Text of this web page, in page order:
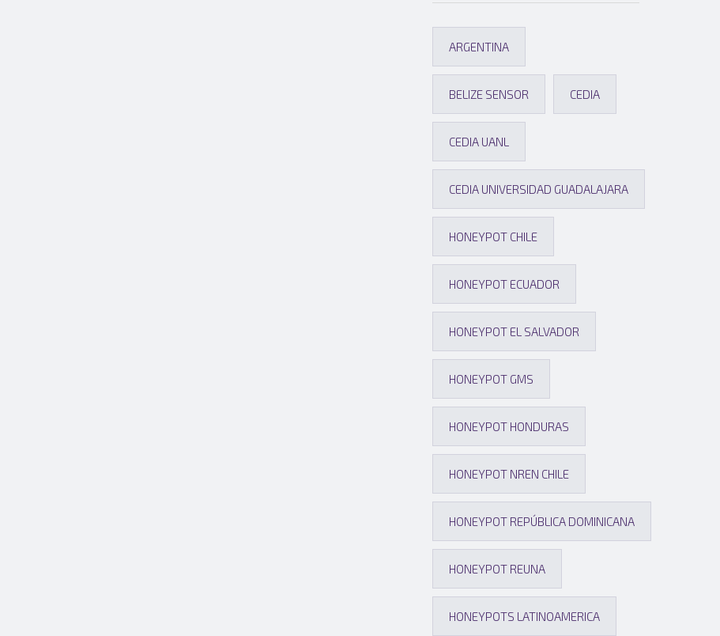
ARGENTINA
BELIZE SENSOR CEDIA
CEDIA UANL
CEDIA UNIVERSIDAD GUADALAJARA
HONEYPOT CHILE
HONEYPOT ECUADOR
HONEYPOT EL SALVADOR
HONEYPOT GMS
HONEYPOT HONDURAS
HONEYPOT NREN CHILE
HONEYPOT REPÚBLICA DOMINICANA
HONEYPOT REUNA
HONEYPOTS LATINOAMERICA